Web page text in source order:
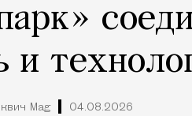
и
Mag 04.08.2026